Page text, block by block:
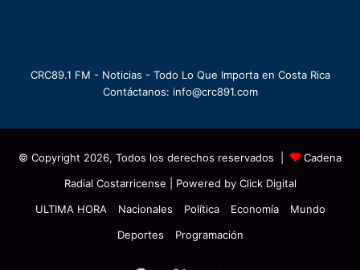
CRC89.1 FM - Noticias - Todo Lo Que Importa en Costa Rica
Contáctanos: info@crc891.com
© Copyright 2026, Todos los derechos reservados |
Cadena
Radial Costarricense | Powered by Click Digital
ULTIMA HORA
Nacionales Política Economía
Mundo
Deportes
Programación